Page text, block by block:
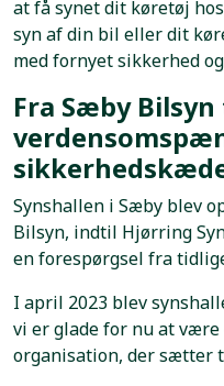
at få synet dit køretøj
syn af din bil eller dit
med fornyet sikkerhed
Fra Sæby
Synshallen i Sæby blev
Bilsyn, indtil Hjørring
en forespørgsel fra
I april 2023 blev
vi er glade for nu at
organisation, der sætter